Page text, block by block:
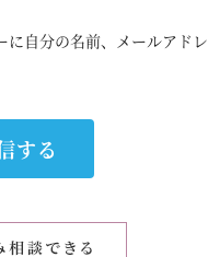
自分の名前、メールアドレ